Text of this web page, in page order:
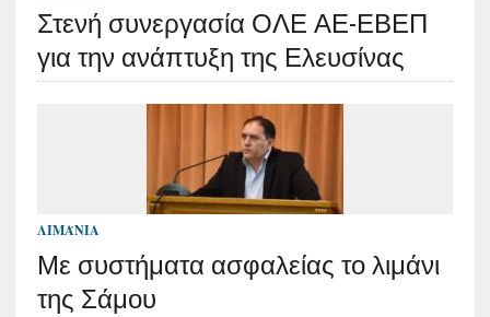
Στενή συνεργασία ΟΛΕ ΑΕ-ΕΒΕΠ
για την ανάπτυξη της Ελευσίνας
ΛΙΜΆΝΙΑ
Με συστήματα ασφαλείας το λιμάνι
της Σάμου